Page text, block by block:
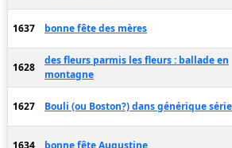
1637 bonne fête des mères
1628
des fleurs parmis les fleurs : ballade en
montagne
1627 Bouli (ou Boston?) dans générique
1634 bonne fête Augustine